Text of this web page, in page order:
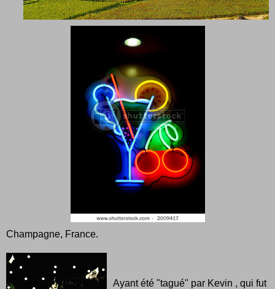
Champagne, France.
Ayant été "tagué" par Kevin , qui fut